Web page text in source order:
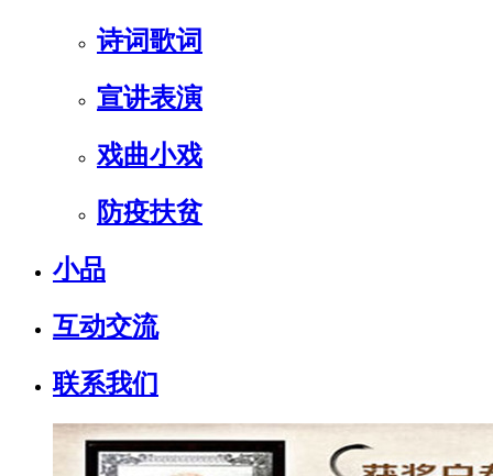
诗词歌词
宣讲表演
戏曲小戏
防疫扶贫
小品
互动交流
联系我们